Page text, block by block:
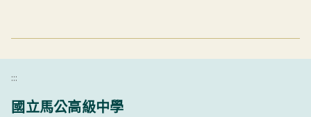
:::
國立馬公高級中學